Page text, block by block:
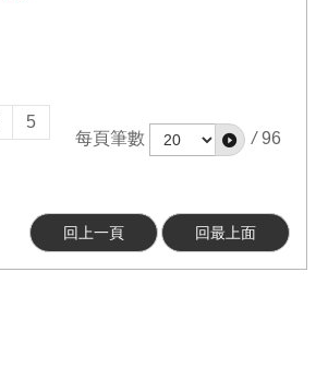
5
每頁筆數
/ 96
回上一頁 回最上面